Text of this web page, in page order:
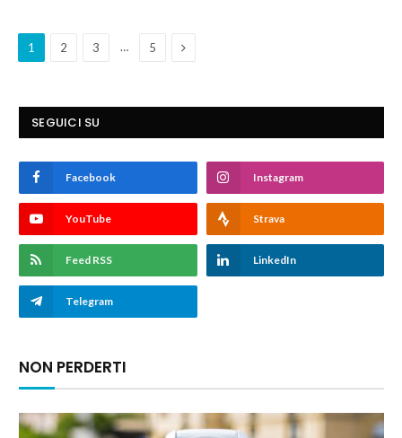
1 2 3 … 5 Next
SEGUICI SU
Facebook Instagram
YouTube Strava
Feed RSS LinkedIn
Telegram
NON PERDERTI